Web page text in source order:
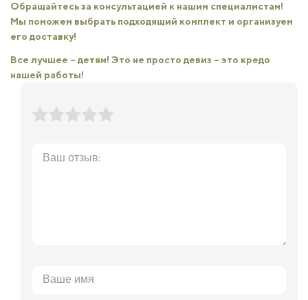
Обращайтесь за консультацией к нашим специалистам!
Мы поможем выбрать подходящий комплект и организуем
его доставку!
Все лучшее – детям! Это не просто девиз – это кредо
нашей работы!